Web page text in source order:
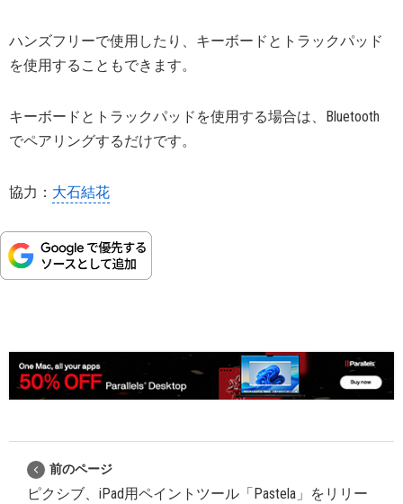
ハンズフリーで使用したり、キーボードとトラックパッド
を使用することもできます。
キーボードとトラックパッドを使用する場合は、Bluetooth
でペアリングするだけです。
協力： 大石結花
前のページ
ピクシブ、iPad用ペイントツール「Pastela」をリリー